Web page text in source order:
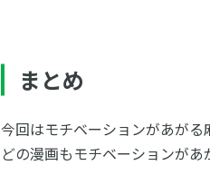
まとめ
今回はモチベーションがあがる
どの漫画もモチベーションが